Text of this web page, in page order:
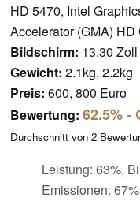
HD 5470, Intel
Accelerator (GMA) HD
Bildschirm: 13.30 Zoll
Gewicht: 2.1kg, 2.2kg
Preis: 600, 800 Euro
Bewertung: 62.5%-
Durchschnitt von 2
Leistung: 63%,
Emissionen: 67%